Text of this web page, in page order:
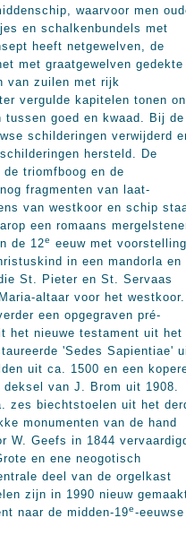
waarvoor men
en schalkenbundels met
heeft netgewelven, de
met graatgewelven gedekte
van zuilen met rijk
vergulde kapitelen tonen
goed en kwaad. Bij de
schilderingen verwijderd
hersteld. De
triomfboog en de
fragmenten van laat-
van westkoor en schip
een romaans
de 12e
eeuw met
in een mandorla en
St. Pieter en St. Servaas
altaar voor het westkoor.
een opgegraven pré-
het nieuwe testament uit het
'Sedes Sapientiae'
uit ca. 1500 en een
deksel van J. Brom uit 1908.
zes biechtstoelen uit het
monumenten van de hand
W. Geefs in 1844
en ene neogotisch
deel van de orgelkast
zijn in 1990 nieuw
naar de midden-19e-eeuwse